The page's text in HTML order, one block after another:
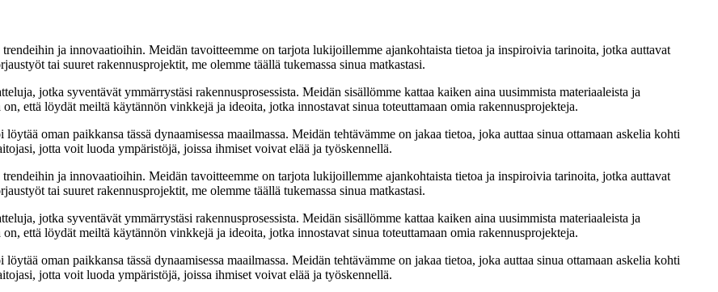
ja innovaatioihin. Meidän tavoitteemme on tarjota lukijoillemme ajankohtaista tietoa ja inspiroivia tarinoita, jotka auttavat
tai suuret rakennusprojektit, me olemme täällä tukemassa sinua matkastasi.
jotka syventävät ymmärrystäsi rakennusprosessista. Meidän sisällömme kattaa kaiken aina uusimmista materiaaleista ja
että löydät meiltä käytännön vinkkejä ja ideoita, jotka innostavat sinua toteuttamaan omia rakennusprojekteja.
oman paikkansa tässä dynaamisessa maailmassa. Meidän tehtävämme on jakaa tietoa, joka auttaa sinua ottamaan askelia kohti
jotta voit luoda ympäristöjä, joissa ihmiset voivat elää ja työskennellä.
ja innovaatioihin. Meidän tavoitteemme on tarjota lukijoillemme ajankohtaista tietoa ja inspiroivia tarinoita, jotka auttavat
tai suuret rakennusprojektit, me olemme täällä tukemassa sinua matkastasi.
jotka syventävät ymmärrystäsi rakennusprosessista. Meidän sisällömme kattaa kaiken aina uusimmista materiaaleista ja
että löydät meiltä käytännön vinkkejä ja ideoita, jotka innostavat sinua toteuttamaan omia rakennusprojekteja.
oman paikkansa tässä dynaamisessa maailmassa. Meidän tehtävämme on jakaa tietoa, joka auttaa sinua ottamaan askelia kohti
jotta voit luoda ympäristöjä, joissa ihmiset voivat elää ja työskennellä.